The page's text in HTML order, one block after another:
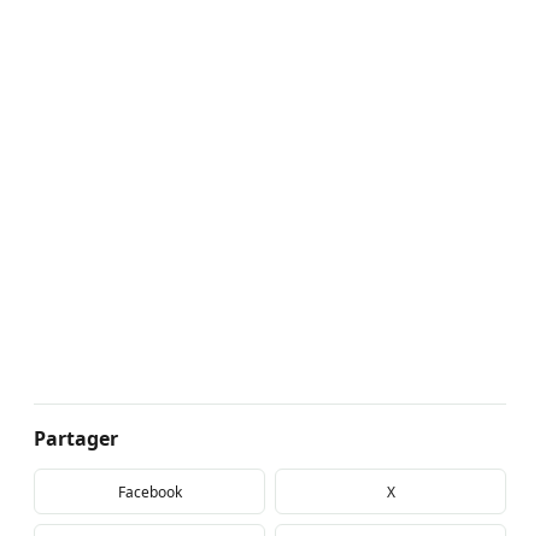
Partager
Facebook X